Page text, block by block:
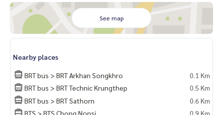
📌ทำเลดีติด BRT อาคารสงเคราะห์ ใกล้ BTS ช่องนนทรี (600m) ร
ะยะเดินได้
📌ที่จอดรถระบบ auto parking
สิ่งอำนวยความสะดวก
▪ สระว่ายน้ำ rooftop floor 43 , sky facilities ฟิตเนส ซาวน่า ส่ว
นกลางหรูหรามาก
.
📌สถานที่ใกล้เคียง
- แม็คโคร สาทร
See map
Nearby places
BRT bus > BRT Arkhan Songkhro
0.1 Km
BRT bus > BRT Technic Krungthep
0.5 Km
BRT bus > BRT Sathorn
0.6 Km